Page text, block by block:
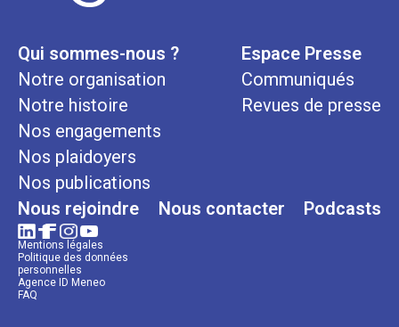
Qui sommes-nous ?
Notre organisation
Notre histoire
Nos engagements
Nos plaidoyers
Nos publications
Espace Presse
Communiqués
Revues de presse
Nous rejoindre Nous contacter Podcasts
Mentions légales
Politique des données
personnelles
Agence ID Meneo
FAQ